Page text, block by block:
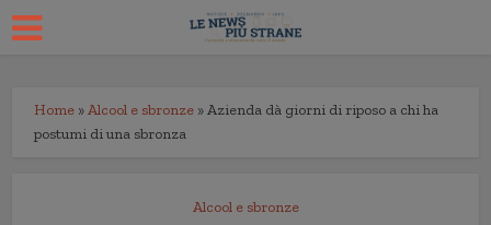
Home »Alcool e sbronze »Azienda dà giorni di riposo a chi ha
postumi di una sbronza
Alcool e sbronze